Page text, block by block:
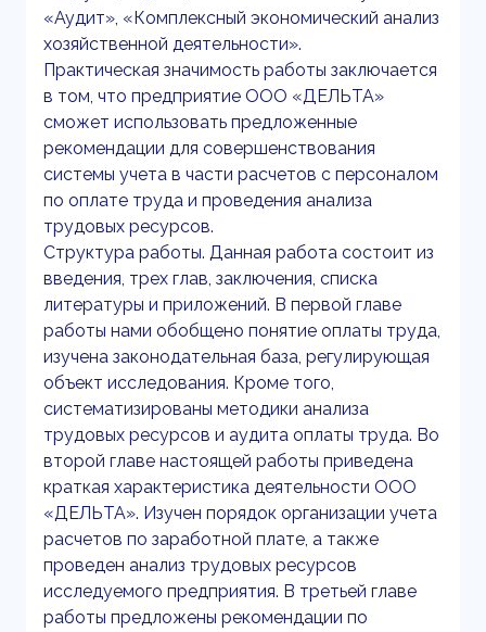
«Аудит», «Комплексный экономический анализ
хозяйственной деятельности».
Практическая значимость работы заключается
в том, что предприятие ООО «ДЕЛЬТА»
сможет использовать предложенные
рекомендации для совершенствования
системы учета в части расчетов с персоналом
по оплате труда и проведения анализа
трудовых ресурсов.
Структура работы. Данная работа состоит из
введения, трех глав, заключения, списка
литературы и приложений. В первой главе
работы нами обобщено понятие оплаты труда,
изучена законодательная база, регулирующая
объект исследования. Кроме того,
систематизированы методики анализа
трудовых ресурсов и аудита оплаты труда. Во
второй главе настоящей работы приведена
краткая характеристика деятельности ООО
«ДЕЛЬТА». Изучен порядок организации учета
расчетов по заработной плате, а также
проведен анализ трудовых ресурсов
исследуемого предприятия. В третьей главе
работы предложены рекомендации по